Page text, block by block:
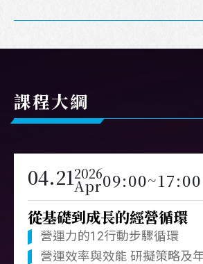
課程大綱
04.21 2026
Apr09:00~17:00
從基礎到成長的經營循環
營運力的12行動步驟循環
營運效率與效能 研擬策略及